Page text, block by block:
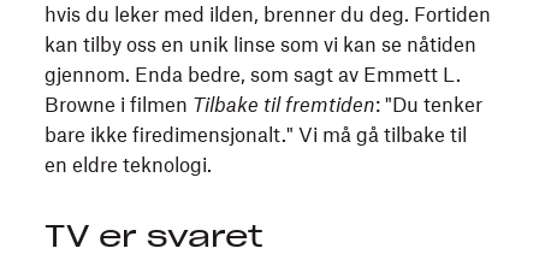
hvis du leker med ilden, brenner du deg. Fortiden
kan tilby oss en unik linse som vi kan se nåtiden
gjennom. Enda bedre, som sagt av Emmett L.
Browne i filmen Tilbake til fremtiden: "Du tenker
bare ikke firedimensjonalt." Vi må gå tilbake til
en eldre teknologi.
TV er svaret